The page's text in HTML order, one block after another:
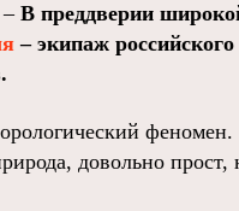
В преддверии
– экипаж российского
довольно прост,